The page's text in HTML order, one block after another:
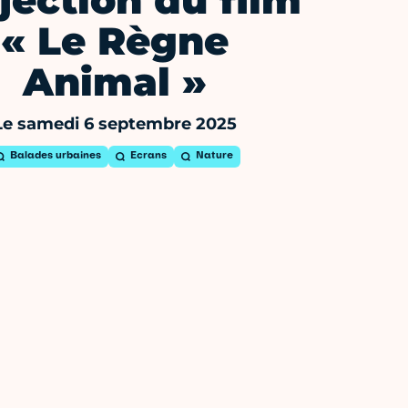
« Le Règne
Animal »
samedi 6 septembre 2025
Balades urbaines Ecrans Nature